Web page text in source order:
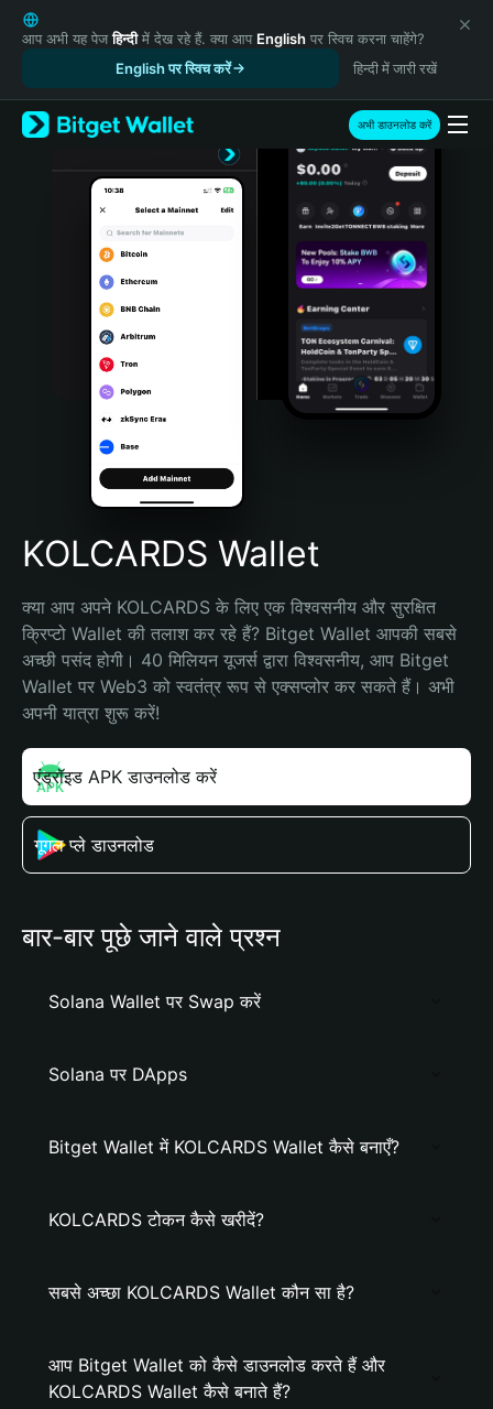
English
日本語
Русский
Español (Latinoamérica)
Türkçe
Português (Portugal)
Bahasa Indonesia
Português (Brasil)
Español (Argentina)
आप अभी यह पेजहिन्दीमें देख रहे हैं. क्या आप English पर स्विच करना चाहेंगे?
English पर स्विच करें
हिन्दी में जारी रखें
अभी डाउनलोड करें
KOLCARDS Wallet
क्या आप अपने KOLCARDS के लिए एक विश्वसनीय और सुरक्षित
क्रिप्टो Wallet की तलाश कर रहे हैं? Bitget Wallet आपकी सबसे
अच्छी पसंद होगी। 40 मिलियन यूजर्स द्वारा विश्वसनीय, आप Bitget
Wallet पर Web3 को स्वतंत्र रूप से एक्सप्लोर कर सकते हैं। अभी
अपनी यात्रा शुरू करें!
एंड्रॉइड APK डाउनलोड करें
गूगल प्ले डाउनलोड
बार-बार पूछे जाने वाले प्रश्न
Solana Wallet पर Swap करें
Solana पर DApps
Bitget Wallet में KOLCARDS Wallet कैसे बनाएँ?
KOLCARDS टोकन कैसे खरीदें?
सबसे अच्छा KOLCARDS Wallet कौन सा है?
आप Bitget Wallet को कैसे डाउनलोड करते हैं और
KOLCARDS Wallet कैसे बनाते हैं?